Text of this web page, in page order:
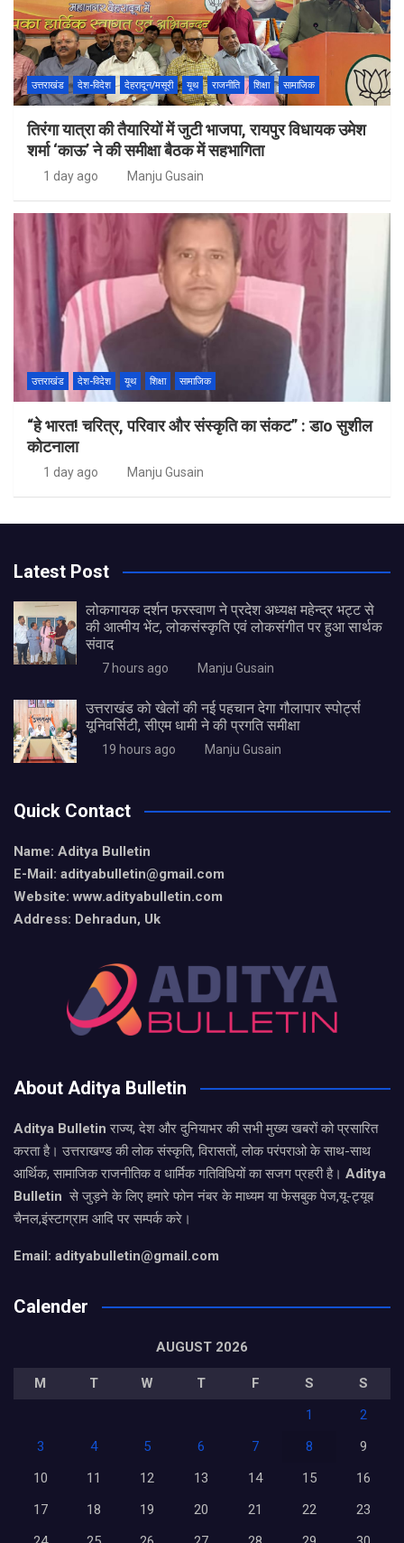
उत्तराखंड देश-विदेश देहरादून/मसूरी यूथ राजनीति शिक्षा सामाजिक
तिरंगा यात्रा की तैयारियों में जुटी भाजपा, रायपुर विधायक उमेश
शर्मा ‘काऊ’ ने की समीक्षा बैठक में सहभागिता
1 day ago Manju Gusain
उत्तराखंड देश-विदेश यूथ शिक्षा सामाजिक
“हे भारत! चरित्र, परिवार और संस्कृति का संकट” : डाo सुशील
कोटनाला
1 day ago Manju Gusain
Latest Post
लोकगायक दर्शन फरस्वाण ने प्रदेश अध्यक्ष महेन्द्र भट्ट से
की आत्मीय भेंट, लोकसंस्कृति एवं लोकसंगीत पर हुआ सार्थक
संवाद
7 hours ago Manju Gusain
उत्तराखंड को खेलों की नई पहचान देगा गौलापार स्पोर्ट्स
यूनिवर्सिटी, सीएम धामी ने की प्रगति समीक्षा
19 hours ago Manju Gusain
Quick Contact
Name: Aditya Bulletin
E-Mail: adityabulletin@gmail.com
Website: www.adityabulletin.com
Address: Dehradun, Uk
About Aditya Bulletin
Aditya Bulletinराज्य, देश और दुनियाभर की सभी मुख्य खबरों को प्रसारित
करता है। उत्तराखण्ड की लोक संस्कृति, विरासतों, लोक परंपराओ के साथ-साथ
आर्थिक, सामाजिक राजनीतिक व धार्मिक गतिविधियों का सजग प्रहरी है। Aditya
Bulletin से जुड़ने के लिए हमारे फोन नंबर के माध्यम या फेसबुक पेज,यू-ट्यूब
चैनल,इंस्टाग्राम आदि पर सम्पर्क करे।
Email: adityabulletin@gmail.com
Calender
AUGUST 2026
M T W T F S
S
1
2
3
4 5 6 7 8
9
10
11 12 13 14 15
16
17
18 19 20 21 22
23